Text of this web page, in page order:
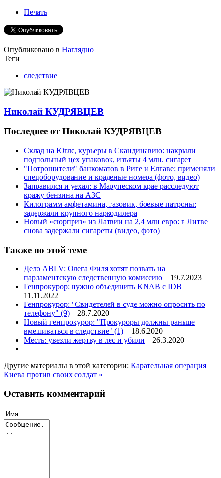
Печать
Опубликовано в Наглядно
Теги
следствие
Николай КУДРЯВЦЕВ
Последнее от Николай КУДРЯВЦЕВ
Склад на Югле, курьеры в Скандинавию: накрыли
подпольный цех упаковок, изъяты 4 млн. сигарет
"Потрошители" банкоматов в Риге и Елгаве: применяли
спецоборудование и краденые номера (фото, видео)
Заправился и уехал: в Марупеском крае расследуют
кражу бензина на АЗС
Килограмм амфетамина, газовик, боевые патроны:
задержали крупного наркодилера
Новый «сюрприз» из Латвии на 2,4 млн евро: в Литве
снова задержали сигареты (видео, фото)
Также по этой теме
Дело ABLV: Олега Филя хотят позвать на
парламентскую следственную комиссию
19.7.2023
Генпрокурор: нужно объединить KNAB с IDB
11.11.2022
Генпрокурор: "Свидетелей в суде можно опросить по
телефону" (9)
28.7.2020
Новый генпрокурор: "Прокуроры должны раньше
вмешиваться в следствие" (1)
18.6.2020
Месть: увезли жертву в лес и убили
26.3.2020
Другие материалы в этой категории: Карательная операция
Киева против своих солдат »
Оставить комментарий